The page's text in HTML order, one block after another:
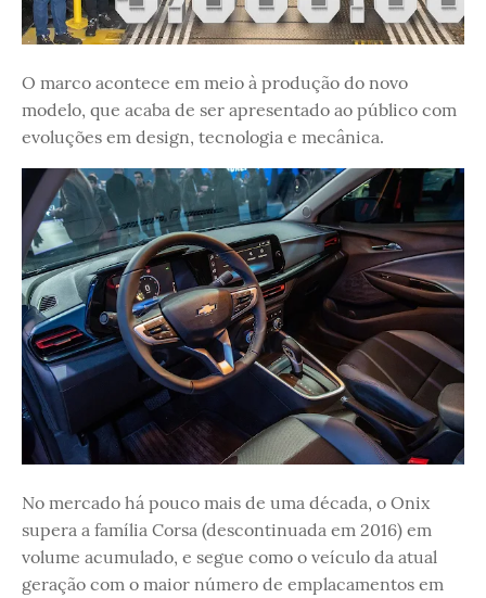
O marco acontece em meio à produção do novo
modelo, que acaba de ser apresentado ao público com
evoluções em design, tecnologia e mecânica.
No mercado há pouco mais de uma década, o Onix
supera a família Corsa (descontinuada em 2016) em
volume acumulado, e segue como o veículo da atual
geração com o maior número de emplacamentos em